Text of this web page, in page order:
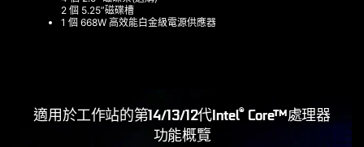
2 個 5.25”磁碟槽
1 個 668W 高效能白金級電源供應器
適用於工作站的第14/13/12代Intel®Core™處理器
功能概覽